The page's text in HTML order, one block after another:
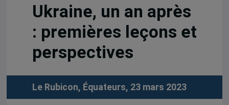
Ukraine, un an après
: premières leçons et
perspectives
Le Rubicon, Équateurs, 23 mars 2023